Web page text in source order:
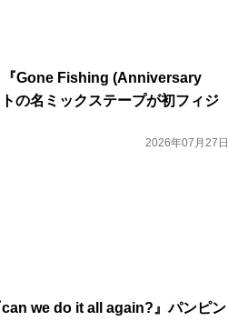
Gone Fishing (Anniversary
の名ミックステープが初フィジ
2026年07月27日
we do it all again?』パンピン